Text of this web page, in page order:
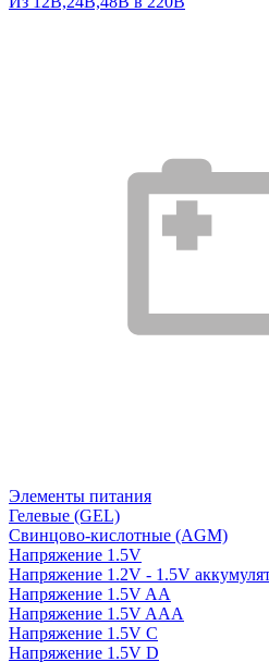
Элементы питания
Гелевые (GEL)
Свинцово-кислотные (AGM)
Напряжение 1.5V
Напряжение 1.2V - 1.5V
Напряжение 1.5V AA
Напряжение 1.5V AAA
Напряжение 1.5V C
Напряжение 1.5V D